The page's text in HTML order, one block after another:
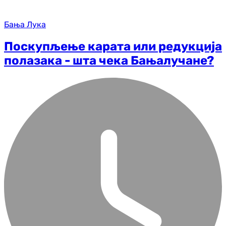
Бања Лука
Поскупљење карата или редукција
полазака - шта чека Бањалучане?